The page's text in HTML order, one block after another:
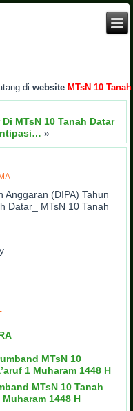
diwebsite MTsN 10 Tanah
MTsN 10 Tanah Datar
»
Anggaran (DIPA) Tahun
Datar_ MTsN 10 Tanah
MTsN 10 Tanah
Muharam 1448 H